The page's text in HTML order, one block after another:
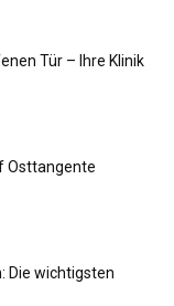
Tür – Ihre Klinik
Osttangente
Die wichtigsten